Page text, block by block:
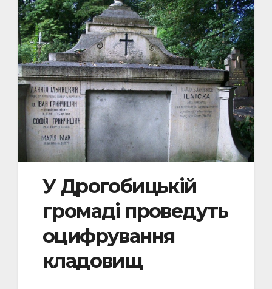
У Дрогобицькій
громаді проведуть
оцифрування
кладовищ